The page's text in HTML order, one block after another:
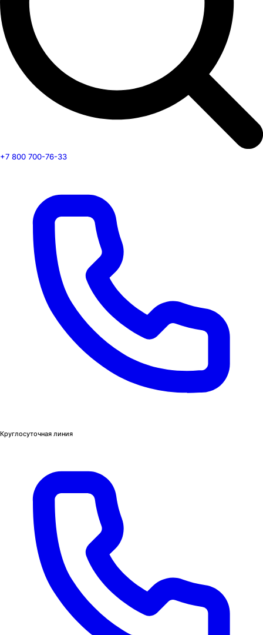
+7 800 700-76-33
Круглосуточная линия